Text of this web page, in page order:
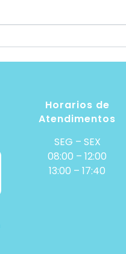
Horarios de
Atendimentos
SEG – SEX
08:00 – 12:00
13:00 – 17:40